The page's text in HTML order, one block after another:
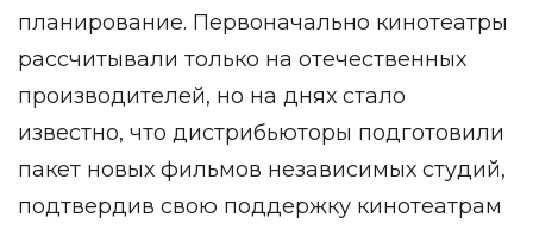
планирование. Первоначально кинотеатры
рассчитывали только на отечественных
производителей, но на днях стало
известно, что дистрибьюторы подготовили
пакет новых фильмов независимых студий,
подтвердив свою поддержку кинотеатрам